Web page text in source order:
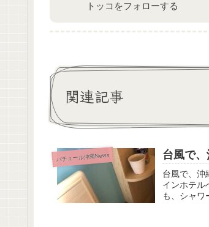
トッコをフォローする
関連記事
パチュール沖縄News 台風で
台風で、沖
インホテル
も、シャ